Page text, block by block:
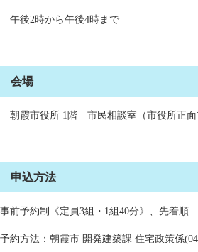
午後2時から午後4時まで
会場
朝霞市役所 1階 市民相談室（市役所正面
申込方法
事前予約制《定員3組・1組40分》、先着順
予約方法：朝霞市 開発建築課 住宅政策係